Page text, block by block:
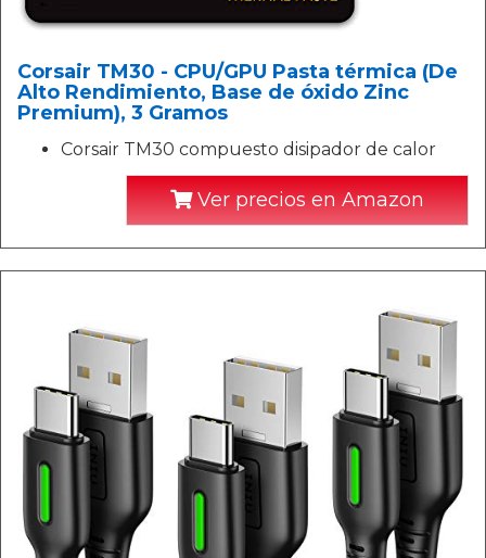
Corsair TM30 - CPU/GPU Pasta térmica (De
Alto Rendimiento, Base de óxido Zinc
Premium), 3 Gramos
Corsair TM30 compuesto disipador de calor
Ver precios en Amazon